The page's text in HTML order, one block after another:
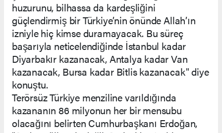
huzurunu, bilhassa da kardeşliğini
güçlendirmiş bir Türkiye’nin önünde Allah’ın
izniyle hiç kimse duramayacak. Bu süreç
başarıyla neticelendiğinde İstanbul kadar
Diyarbakır kazanacak, Antalya kadar Van
kazanacak, Bursa kadar Bitlis kazanacak" diye
konuştu.
Terörsüz Türkiye menziline varıldığında
kazananın 86 milyonun her bir mensubu
olacağını belirten Cumhurbaşkanı Erdoğan,